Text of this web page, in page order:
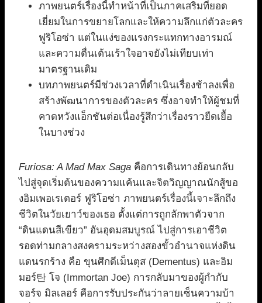
ภาพยนตร์เรื่องนี้ทำหน้าที่เป็นภาคเสริมที่ยอด
เยี่ยมในการขยายโลกและให้ความลึกแก่ตัวละคร
ฟูริโอซ่า แต่ในแง่ของแรงกระแทกทางอารมณ์
และความตื่นเต้นเร้าใจอาจยังไม่เทียบเท่า
มาตรฐานเดิม
บทภาพยนตร์มีช่วงเวลาที่ดำเนินเรื่องช้าลงเพื่อ
สร้างพัฒนาการของตัวละคร ซึ่งอาจทำให้ผู้ชมที่
คาดหวังแอ็กชันต่อเนื่องรู้สึกว่าเรื่องราวยืดเยื้อ
ในบางช่วง
Furiosa: A Mad Max Saga คือการเดินทางย้อนกลับ
ไปสู่จุดเริ่มต้นของความแค้นและจิตวิญญาณนักสู้ขอ
งอิมเพอเรเตอร์ ฟูริโอซ่า ภาพยนตร์เรื่องนี้เจาะลึกถึง
ชีวิตในวัยเยาว์ของเธอ ตั้งแต่การถูกลักพาตัวจาก
“ดินแดนสีเขียว” อันอุดมสมบูรณ์ ไปสู่การเอาชีวิต
รอดท่ามกลางสงครามระหว่างสองขั้วอำนาจแห่งดิน
แดนรกร้าง คือ ขุนศึกดีเม็นตุส (Dementus) และอิม
มอร์탄 โจ (Immortan Joe) การกลับมาของผู้กำกับ
จอร์จ มิลเลอร์ คือการรับประกันว่าลายเซ็นความบ้า